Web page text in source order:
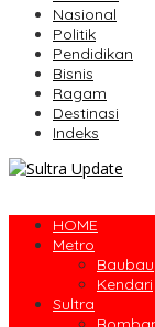
Nasional
Politik
Pendidikan
Bisnis
Ragam
Destinasi
Indeks
HOME
Metro
Baubau
Kendari
Sultra